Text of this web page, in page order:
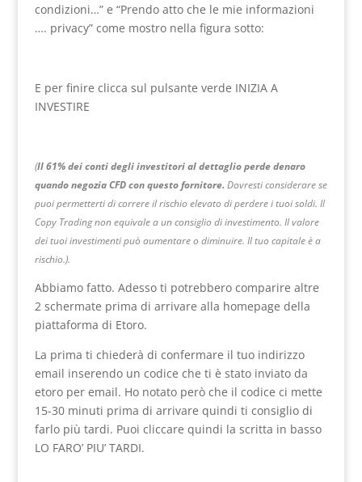
condizioni…” e “Prendo atto che le mie informazioni
…. privacy” come mostro nella figura sotto:
E per finire clicca sul pulsante verde INIZIA A
INVESTIRE
(Il 61% dei conti degli investitori al dettaglio perde denaro
quando negozia CFD con questo fornitore. Dovresti considerare se
puoi permetterti di correre il rischio elevato di perdere i tuoi soldi. Il
Copy Trading non equivale a un consiglio di investimento. Il valore
dei tuoi investimenti può aumentare o diminuire. Il tuo capitale è a
rischio.).
Abbiamo fatto. Adesso ti potrebbero comparire altre
2 schermate prima di arrivare alla homepage della
piattaforma di Etoro.
La prima ti chiederà di confermare il tuo indirizzo
email inserendo un codice che ti è stato inviato da
etoro per email. Ho notato però che il codice ci mette
15-30 minuti prima di arrivare quindi ti consiglio di
farlo più tardi. Puoi cliccare quindi la scritta in basso
LO FARO’ PIU’ TARDI.